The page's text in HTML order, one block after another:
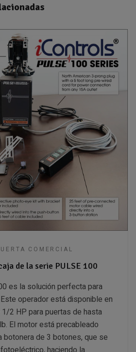
COMERCIAL
de la serie PULSE 100
es la solución perfecta para
operador está disponible en
2 HP para puertas de hasta
El motor está precableado
botonera de 3 botones, que se